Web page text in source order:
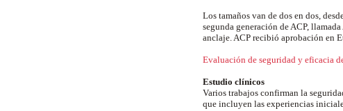
Los tamaños van de dos en dos,
segunda generación de ACP,
anclaje. ACP recibió aprobación en
Evaluación de seguridad y eficacia
Estudio clínicos
Varios trabajos confirman la
que incluyen las experiencias